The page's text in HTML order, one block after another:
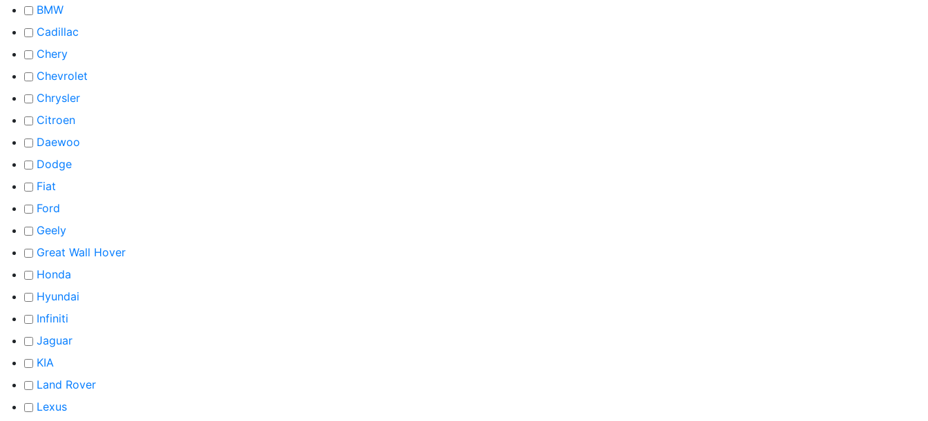
BMW
Cadillac
Chery
Chevrolet
Chrysler
Citroen
Daewoo
Dodge
Fiat
Ford
Geely
Great Wall Hover
Honda
Hyundai
Infiniti
Jaguar
KIA
Land Rover
Lexus